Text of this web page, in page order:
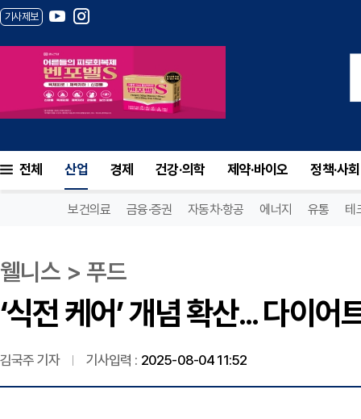
기사제보
전체 산업 경제 건강·의학 제약·바이오 정책·사회
보건의료 금융·증권 자동차·항공 에너지 유통 테
웰니스 > 푸드
‘식전 케어’ 개념 확산... 다이어
김국주 기자 기사입력 : 2025-08-04 11:52